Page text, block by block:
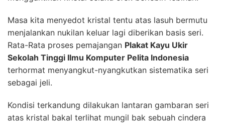
Masa kita menyedot kristal tentu atas lasuh bermutu
menjalankan nukilan keluar lagi diberikan basis seri.
Rata-Rata proses pemajangan Plakat Kayu Ukir
Sekolah Tinggi Ilmu Komputer Pelita Indonesia
terhormat menyangkut-nyangkutkan sistematika seri
sebagai jeli.
Kondisi terkandung dilakukan lantaran gambaran seri
atas kristal bakal terlihat mungil bak sebuah cindera